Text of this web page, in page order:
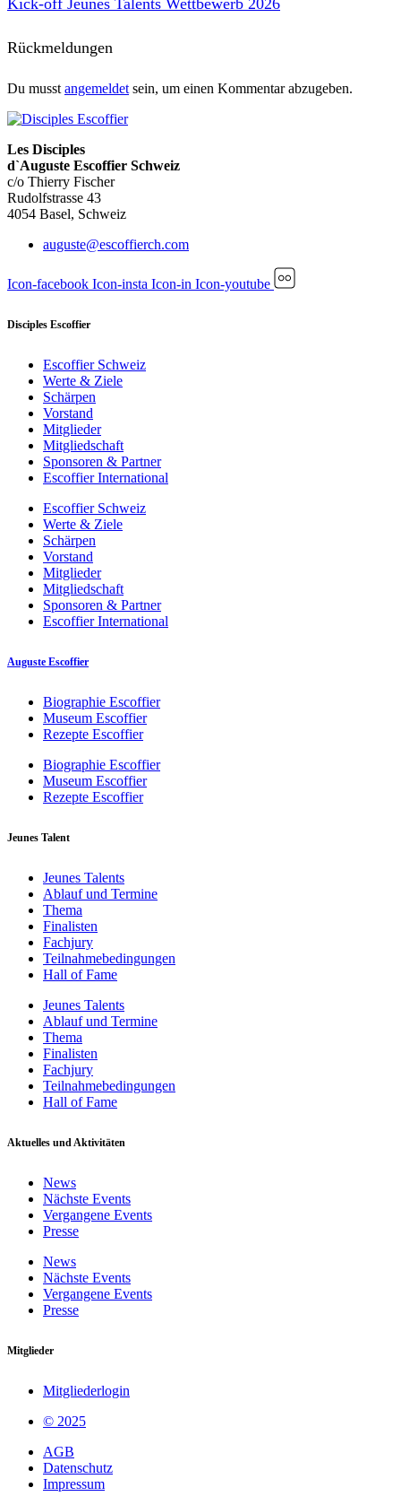
Kick-off Jeunes Talents Wettbewerb 2026
Rückmeldungen
Du musst angemeldet sein, um einen Kommentar abzugeben.
Les Disciples
d`Auguste Escoffier Schweiz
c/o Thierry Fischer
Rudolfstrasse 43
4054 Basel, Schweiz
auguste@escoffierch.com
Icon-facebook Icon-insta Icon-in Icon-youtube
Disciples Escoffier
Escoffier Schweiz
Werte & Ziele
Schärpen
Vorstand
Mitglieder
Mitgliedschaft
Sponsoren & Partner
Escoffier International
Escoffier Schweiz
Werte & Ziele
Schärpen
Vorstand
Mitglieder
Mitgliedschaft
Sponsoren & Partner
Escoffier International
Auguste Escoffier
Biographie Escoffier
Museum Escoffier
Rezepte Escoffier
Biographie Escoffier
Museum Escoffier
Rezepte Escoffier
Jeunes Talent
Jeunes Talents
Ablauf und Termine
Thema
Finalisten
Fachjury
Teilnahmebedingungen
Hall of Fame
Jeunes Talents
Ablauf und Termine
Thema
Finalisten
Fachjury
Teilnahmebedingungen
Hall of Fame
Aktuelles und Aktivitäten
News
Nächste Events
Vergangene Events
Presse
News
Nächste Events
Vergangene Events
Presse
Mitglieder
Mitgliederlogin
© 2025
AGB
Datenschutz
Impressum